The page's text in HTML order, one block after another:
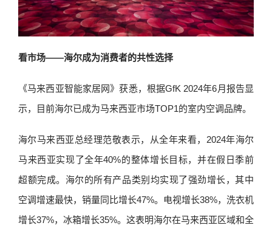
看市场——海尔成为消费者的共性选择
《马来西亚智能家居网》获悉，根据GfK 2024年6月报告显
示，目前海尔已成为马来西亚市场TOP1的室内空调品牌。
海尔马来西亚总经理范敬表示，从全年来看，2024年海尔
马来西亚实现了全年40%的整体增长目标，并在假日季前
超额完成。海尔的所有产品类别均实现了强劲增长，其中
空调增速最快，销量同比增长47%。电视增长38%，洗衣机
增长37%，冰箱增长35%。这表明海尔在马来西亚区域和全